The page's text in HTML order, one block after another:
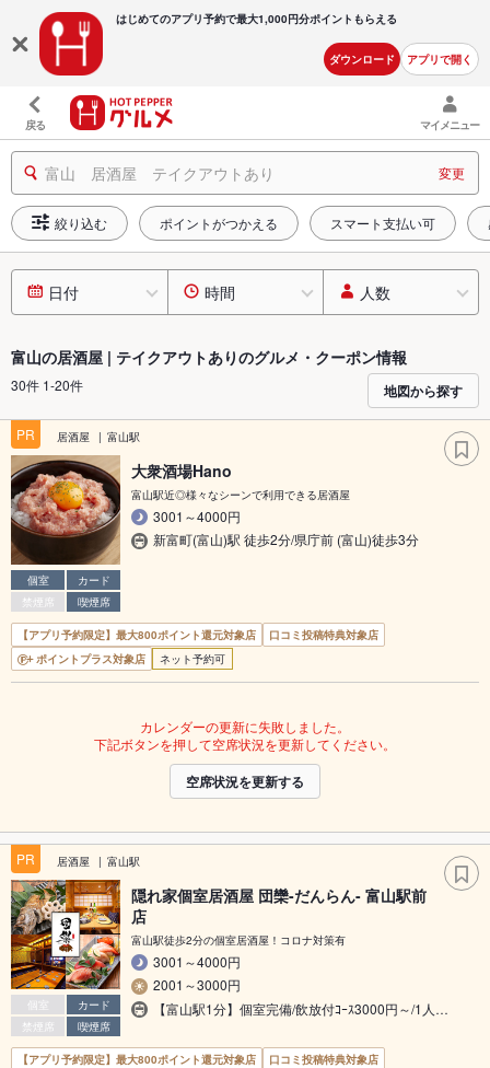
はじめてのアプリ予約で最大1,000円分ポイントもらえる
ダウンロード アプリで開く
戻る マイメニュー
富山 居酒屋 テイクアウトあり 変更
絞り込む ポイントがつかえる スマート支払い可
日付 時間 人数
富山の居酒屋 | テイクアウトありのグルメ・クーポン情報
30件 1-20件 地図から探す
PR 居酒屋 富山駅
個室
カード
禁煙席
喫煙席
大衆酒場Hano
富山駅近◎様々なシーンで利用できる居酒屋
3001～4000円
新富町(富山)駅 徒歩2分/県庁前 (富山)徒歩3分
【アプリ予約限定】最大800ポイント還元対象店
口コミ投稿特典対象店
ポイントプラス対象店
ネット予約可
カレンダーの更新に失敗しました。
下記ボタンを押して空席状況を更新してください。
空席状況を更新する
PR 居酒屋 富山駅
個室
カード
禁煙席
喫煙席
隠れ家個室居酒屋 団欒-だんらん- 富山駅前
店
富山駅徒歩2分の個室居酒屋！コロナ対策有
3001～4000円
2001～3000円
【富山駅1分】個室完備/飲放付ｺｰｽ3000円～/1人…
【アプリ予約限定】最大800ポイント還元対象店
口コミ投稿特典対象店